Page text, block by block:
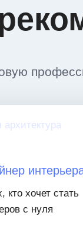
хочет стать
с нуля